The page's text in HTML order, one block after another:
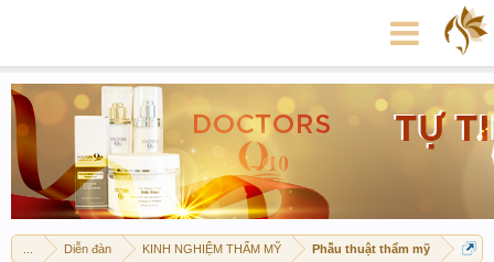
Diễn đàn KINH NGHIỆM THẨM MỸ Phẫu thuật thẩm mỹ